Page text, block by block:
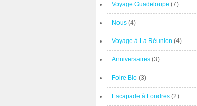
Voyage Guadeloupe (7)
Nous (4)
Voyage à La Réunion (4)
Anniversaires (3)
Foire Bio (3)
Escapade à Londres (2)